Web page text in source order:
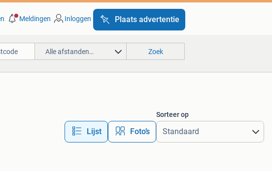
Meldingen Inloggen Plaats advertentie
Alle afstanden… Zoek
Lijst Foto’s
Sorteer op